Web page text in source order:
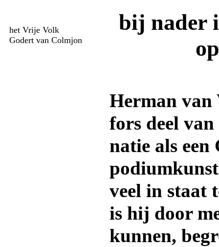
het Vrije Volk
Godert van Colmjon
bij nader
Herman van
fors deel
natie als een
veel in staat
is hij door
kunnen,